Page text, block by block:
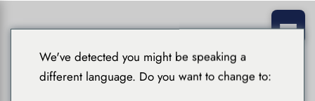
We've detected you might be speaking a
different language. Do you want to change to: